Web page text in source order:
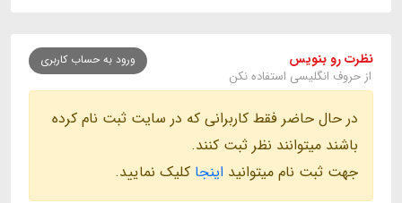
نظرت رو بنویس
از حروف انگلیسی استفاده نکن
ورود به حساب کاربری
در حال حاضر فقط کاربرانی که در سایت ثبت نام کرده
باشند میتوانند نظر ثبت کنند.
جهت ثبت نام میتوانید اینجا کلیک نمایید.